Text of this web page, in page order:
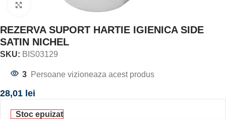
Click to enlarge
REZERVA SUPORT HARTIE IGIENICA SIDE
SATIN NICHEL
SKU: BIS03129
3 Persoane vizioneaza acest produs
28,01 lei
Stoc epuizat